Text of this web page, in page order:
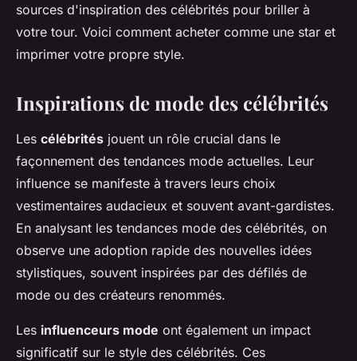
sources d'inspiration des célébrités pour briller à
votre tour. Voici comment acheter comme une star et
imprimer votre propre style.
Inspirations de mode des célébrités
Les célébrités jouent un rôle crucial dans le
façonnement des tendances mode actuelles. Leur
influence se manifeste à travers leurs choix
vestimentaires audacieux et souvent avant-gardistes.
En analysant les tendances mode des célébrités, on
observe une adoption rapide des nouvelles idées
stylistiques, souvent inspirées par des défilés de
mode ou des créateurs renommés.
Les influenceurs mode ont également un impact
significatif sur le style des célébrités. Ces